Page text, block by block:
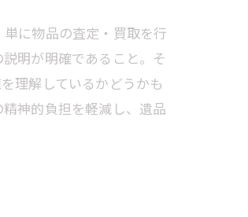
に物品の査定・買取を行
明が明確であること。そ
理解しているかどうかも
神的負担を軽減し、遺品